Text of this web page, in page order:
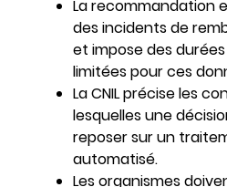
La recommandation
des incidents de
et impose des
limitées pour ces
La CNIL précise les
lesquelles une
reposer sur un
automatisé.
Les organismes